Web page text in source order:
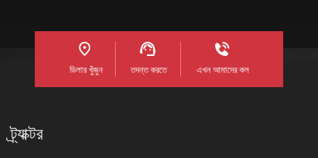
ডিলার খুঁজুন তদন্ত করতে এখন আমাদের কল
ট্র্যাক্টর